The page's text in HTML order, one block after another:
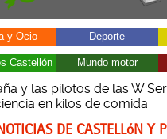
y Ocio Deporte
Castellón Mundo motor
y las pilotos de las W
en kilos de comida
DE CASTELLóN Y